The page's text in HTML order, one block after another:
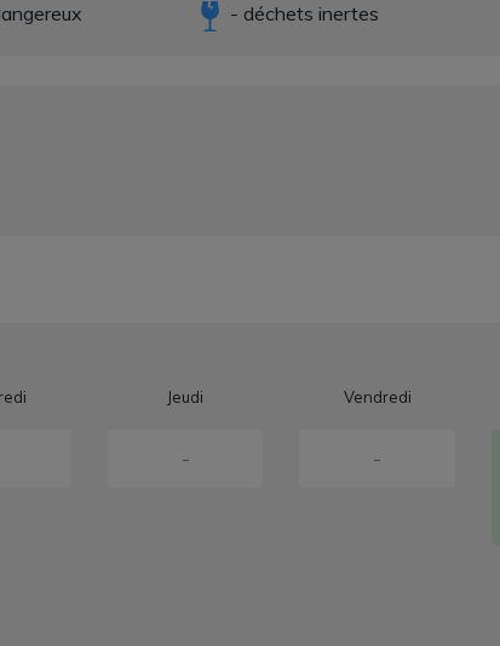
- déchets inertes
Jeudi
-
Vendredi
-